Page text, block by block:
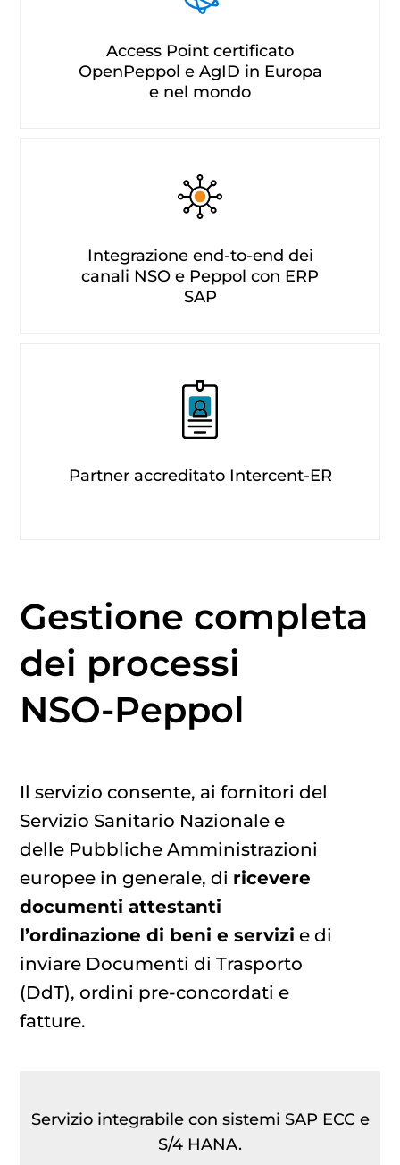
Access Point certificato
OpenPeppol e AgID in Europa
e nel mondo
Integrazione end-to-end dei
canali NSO e Peppol con ERP
SAP
Partner accreditato Intercent-ER
Gestione completa
dei processi
NSO-Peppol
Il servizio consente, ai fornitori del
Servizio Sanitario Nazionale e
delle Pubbliche Amministrazioni
europee in generale, di ricevere
documenti attestanti
l’ordinazione di beni e servizi e di
inviare Documenti di Trasporto
(DdT), ordini pre-concordati e
fatture.
Servizio integrabile con sistemi SAP ECC e
S/4 HANA.